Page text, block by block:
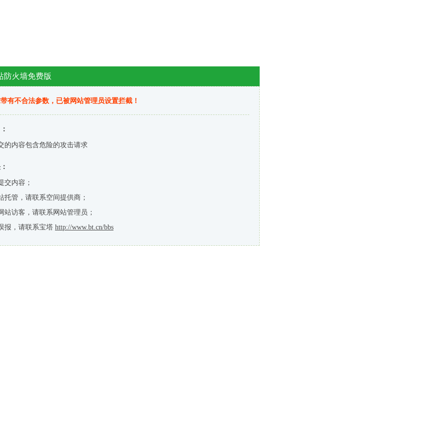
防火墙免费版
有不合法参数，已被网站管理员设置拦截！
的内容包含危险的攻击请求
交内容；
托管，请联系空间提供商；
站访客，请联系网站管理员；
报，请联系宝塔 http://www.bt.cn/bbs